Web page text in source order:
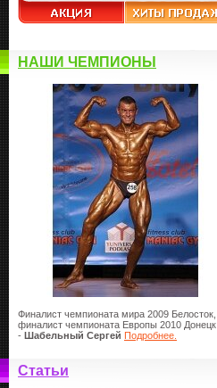
НАШИ ЧЕМПИОНЫ
Финалист чемпионата мира 2009 Белосток,
финалист чемпионата Европы 2010 Донецк
- Шабельный Сергей Подробнее.
Статьи